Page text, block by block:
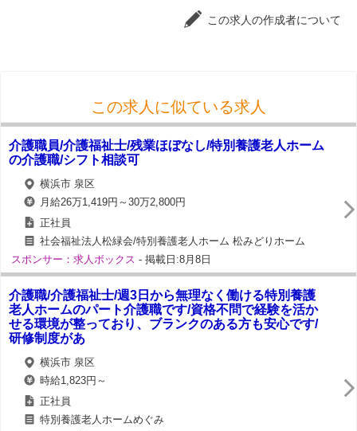
この求人の作成者について
この求人に似ている求人
介護職員/介護福祉士/残業ほぼなし/特別養護老人ホーム
の介護職/シフト相談可
横浜市 泉区
月給26万1,419円～30万2,800円
正社員
社会福祉法人松緑会/特別養護老人ホーム 松みどりホーム
スポンサー：求人ボックス - 掲載日:8月8日
介護職/介護福祉士/週3日から無理なく働ける特別養護
老人ホームのパート介護職です/資格不問で経験を活か
せる環境が整っており、ブランクのある方も安心です/
研修制度があ
横浜市 泉区
時給1,823円～
正社員
特別養護老人ホームめぐみ